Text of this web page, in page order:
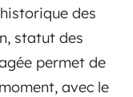
des
statut des
permet de
avec le